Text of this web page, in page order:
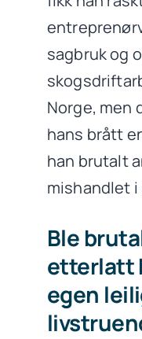
sagbruk og
Norge, men
hans brått
han brutalt
mishandlet
Ble
etterlatt
egen